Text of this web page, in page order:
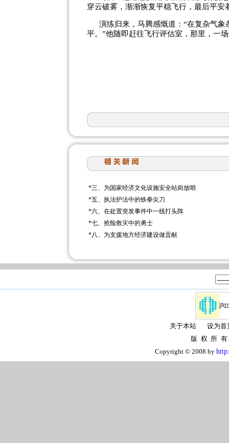
穿云破雾，渐渐恢复平稳飞行，最后平安
演练归来，马腾感慨道：“在复杂气
平。”他随即赶往飞行评估室，那里，一
*三、为国家经济文化设施安全站岗放哨
*五、执法护法中的铁拳尖刀
*六、在处置突发事件中一线打头阵
*七、抢险救灾中的勇士
*八、为支援地方经济建设做贡献